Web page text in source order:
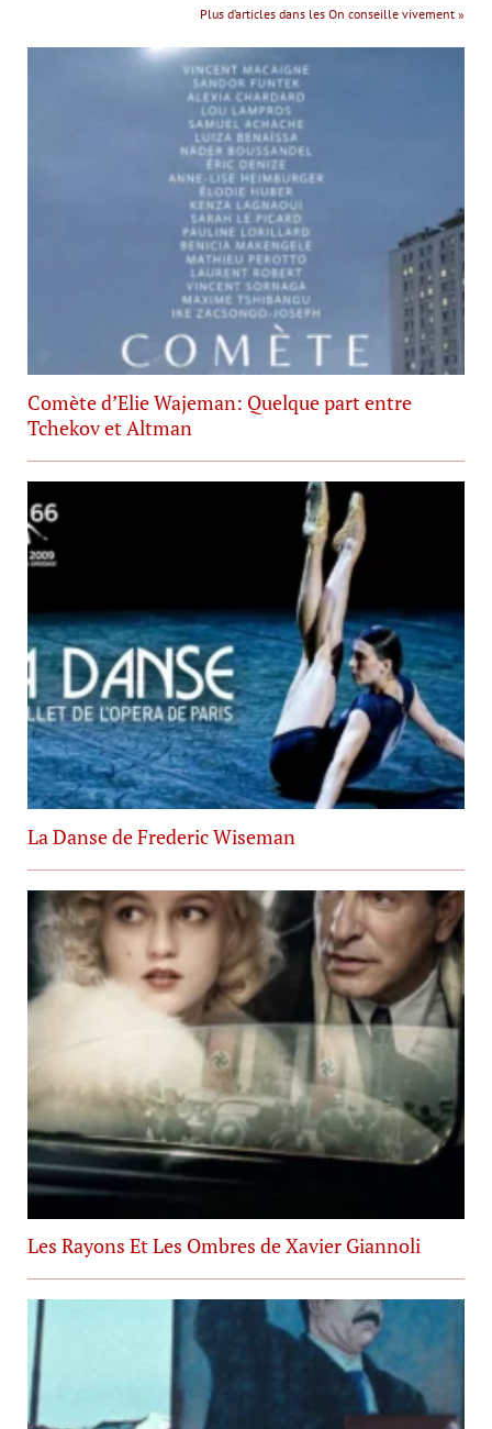
Plus d’articles dans les On conseille vivement »
Comète d’Elie Wajeman: Quelque part entre
Tchekov et Altman
La Danse de Frederic Wiseman
Les Rayons Et Les Ombres de Xavier Giannoli